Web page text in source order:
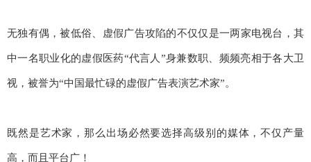
无独有偶，被低俗、虚假广告攻陷的不仅仅是一两家电视台，其
中一名职业化的虚假医药“代言人”身兼数职、频频亮相于各大卫
视，被誉为“中国最忙碌的虚假广告表演艺术家”。
既然是艺术家，那么出场必然要选择高级别的媒体，不仅产量
高，而且平台广！